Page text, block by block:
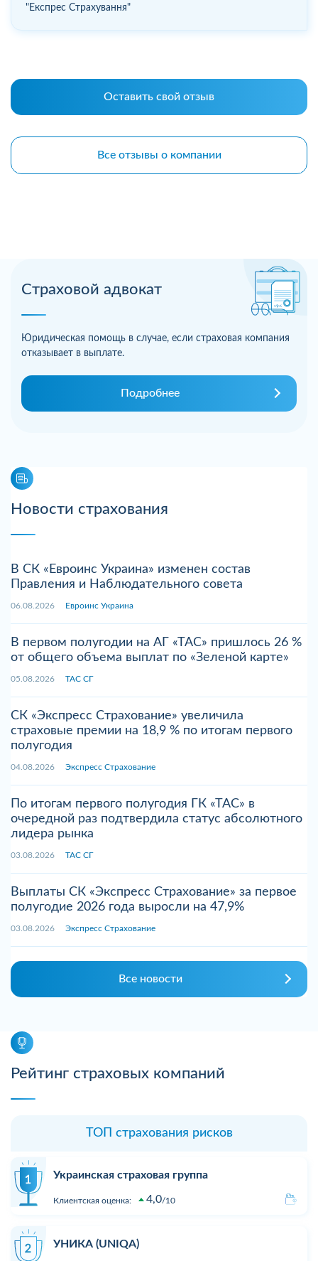
Страховой адвокат
Юридическая помощь в случае, если страховая компания
отказывает в выплате.
Подробнее
Новости страхования
В СК «Евроинс Украина» изменен состав
Правления и Наблюдательного совета
06.08.2026 Евроинс Украина
В первом полугодии на АГ «ТАС» пришлось 26 %
от общего объема выплат по «Зеленой карте»
05.08.2026 ТАС СГ
СК «Экспресс Страхование» увеличила
страховые премии на 18,9 % по итогам первого
полугодия
04.08.2026 Экспресс Страхование
По итогам первого полугодия ГК «ТАС» в
очередной раз подтвердила статус абсолютного
лидера рынка
03.08.2026 ТАС СГ
Выплаты СК «Экспресс Страхование» за первое
полугодие 2026 года выросли на 47,9%
03.08.2026 Экспресс Страхование
Все новости
"Експрес Страхування"
Оставить свой отзыв
Все отзывы о компании
Рейтинг страховых компаний
ТОП страхования рисков
Украинская страховая группа
Клиентская оценка: 4,0 10
УНИКА (UNIQA)